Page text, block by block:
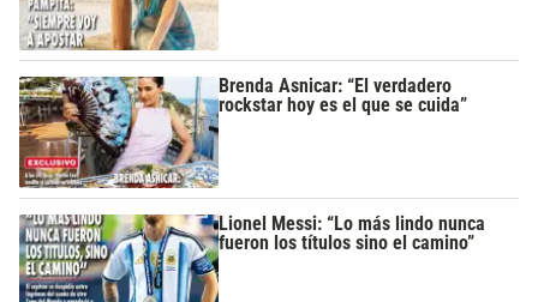
Brenda Asnicar: “El verdadero
rockstar hoy es el que se cuida”
Lionel Messi: “Lo más lindo nunca
fueron los títulos sino el camino”